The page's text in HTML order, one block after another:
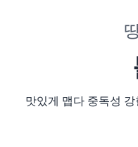
맛있게 맵다 중독성